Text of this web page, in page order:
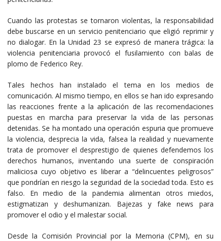
Cuando las protestas se tornaron violentas, la responsabilidad
debe buscarse en un servicio penitenciario que eligió reprimir y
no dialogar. En la Unidad 23 se expresó de manera trágica: la
violencia penitenciaria provocó el fusilamiento con balas de
plomo de Federico Rey.
Tales hechos han instalado el tema en los medios de
comunicación. Al mismo tiempo, en ellos se han ido expresando
las reacciones frente a la aplicación de las recomendaciones
puestas en marcha para preservar la vida de las personas
detenidas. Se ha montado una operación espuria que promueve
la violencia, desprecia la vida, falsea la realidad y nuevamente
trata de promover el desprestigio de quienes defendemos los
derechos humanos, inventando una suerte de conspiración
maliciosa cuyo objetivo es liberar a “delincuentes peligrosos”
que pondrían en riesgo la seguridad de la sociedad toda. Esto es
falso. En medio de la pandemia alimentan otros miedos,
estigmatizan y deshumanizan. Bajezas y fake news para
promover el odio y el malestar social.
Desde la Comisión Provincial por la Memoria (CPM), en su